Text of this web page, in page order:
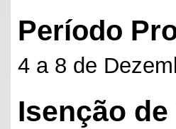
Período
4 a 8 de
Isenção